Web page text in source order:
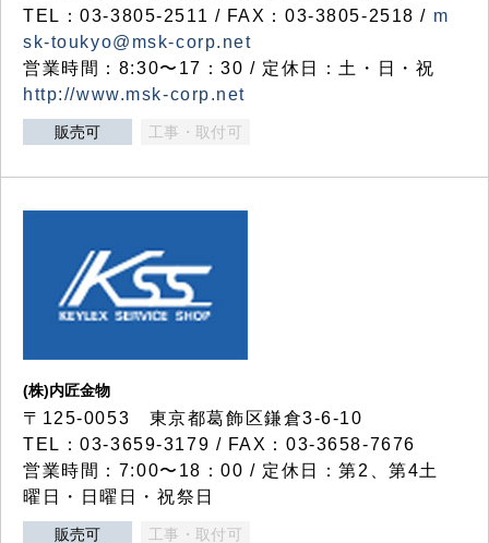
TEL：03-3805-2511 / FAX：03-3805-2518 / m
sk-toukyo@msk-corp.net
営業時間：8:30〜17：30 / 定休日：土・日・祝
http://www.msk-corp.net
販売可 工事・取付可
(株)内匠金物
〒125-0053 東京都葛飾区鎌倉3-6-10
TEL：03-3659-3179 / FAX：03-3658-7676
営業時間：7:00〜18：00 / 定休日：第2、第4土
曜日・日曜日・祝祭日
販売可 工事・取付可